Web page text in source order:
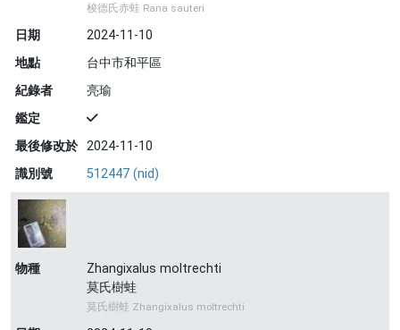
梭德氏赤蛙 Rana sauteri
日期
2024-11-10
地點
台中市和平區
紀錄者
亮瑜
鑑定
最後修改於 2024-11-10
識別號
512447 (nid)
物種
Zhangixalus moltrechti
莫氏樹蛙
莫氏樹蛙 Zhangixalus moltrechti